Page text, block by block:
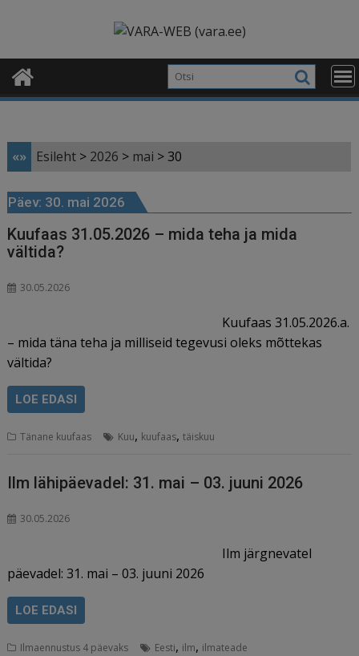
«» Esileht > 2026 > mai >30
Päev: 30. mai 2026
Kuufaas 31.05.2026 – mida teha ja mida
vältida?
30.05.2026
Kuufaas 31.05.2026.a.
– mida täna teha ja milliseid tegevusi oleks mõttekas
vältida?
LOE EDASI
Tänane kuufaas Kuu, kuufaas,täiskuu
Ilm lähipäevadel: 31. mai – 03. juuni 2026
30.05.2026
Ilm järgnevatel
päevadel: 31. mai – 03. juuni 2026
LOE EDASI
Ilmaennustus 4 päevaks Eesti, ilm, ilmateade